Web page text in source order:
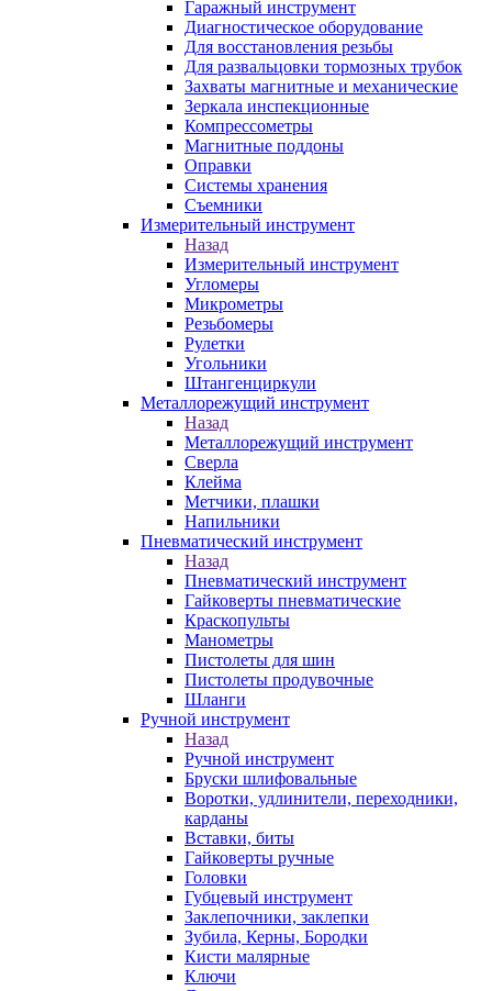
Гаражный инструмент
Диагностическое оборудование
Для восстановления резьбы
Для развальцовки тормозных трубок
Захваты магнитные и механические
Зеркала инспекционные
Компрессометры
Магнитные поддоны
Оправки
Системы хранения
Съемники
Измерительный инструмент
Назад
Измерительный инструмент
Угломеры
Микрометры
Резьбомеры
Рулетки
Угольники
Штангенциркули
Металлорежущий инструмент
Назад
Металлорежущий инструмент
Сверла
Клейма
Метчики, плашки
Напильники
Пневматический инструмент
Назад
Пневматический инструмент
Гайковерты пневматические
Краскопульты
Манометры
Пистолеты для шин
Пистолеты продувочные
Шланги
Ручной инструмент
Назад
Ручной инструмент
Бруски шлифовальные
Воротки, удлинители, переходники,
карданы
Вставки, биты
Гайковерты ручные
Головки
Губцевый инструмент
Заклепочники, заклепки
Зубила, Керны, Бородки
Кисти малярные
Ключи